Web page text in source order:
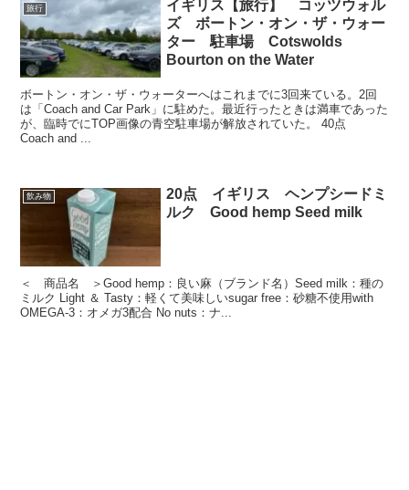
旅行
イギリス【旅行】 コッツウォル
ズ ボートン・オン・ザ・ウォー
ター 駐車場 Cotswolds
Bourton on the Water
ボートン・オン・ザ・ウォーターへはこれまでに3回来ている。2回
は「Coach and Car Park」に駐めた。最近行ったときは満車であった
が、臨時でにTOP画像の青空駐車場が解放されていた。 40点
Coach and ...
飲み物
20点 イギリス ヘンプシードミ
ルク Good hemp Seed milk
＜ 商品名 ＞Good hemp：良い麻（ブランド名）Seed milk：種の
ミルク Light ＆ Tasty：軽くて美味しいsugar free：砂糖不使用with
OMEGA-3：オメガ3配合 No nuts：ナ...